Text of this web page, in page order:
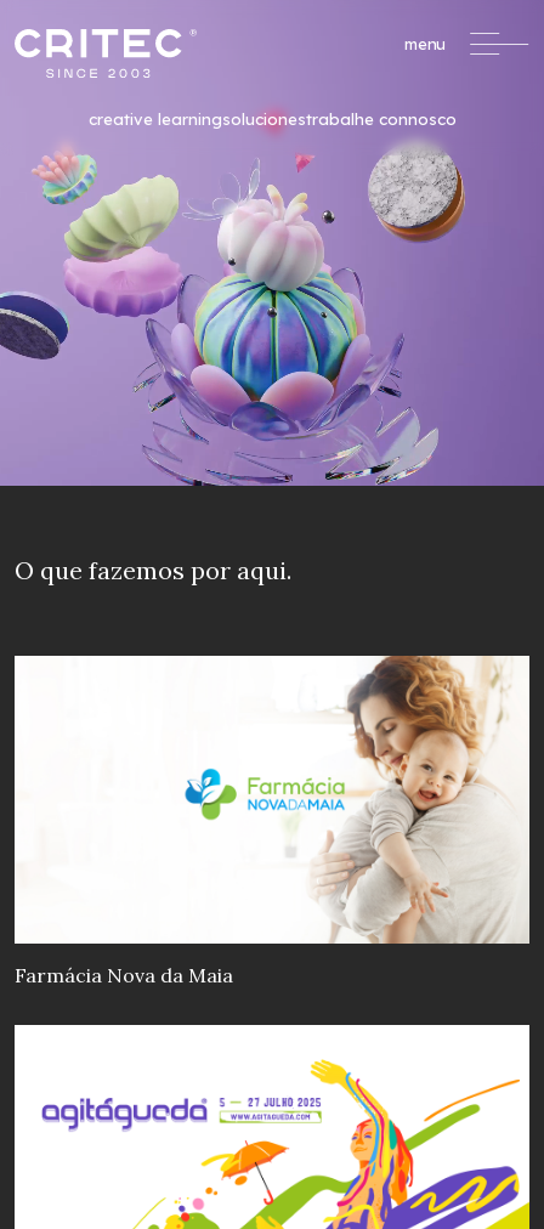
creative learningsolucionestrabalhe connosco
menu
/ Formación Profesional
formacao@critec.pt
Oportunidades de Financiación
Un servicio completode apoyo a la
Soluciones personalizada
s para
empresas, con planes formativos
adaptados a las necesidades concretas
O que fazemos por aqui.
Farmácia Nova da Maia